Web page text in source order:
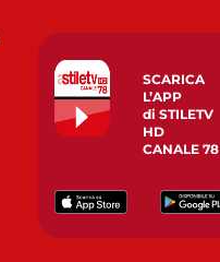
SCARICA
L’APP
di STILETV
HD
CANALE 78